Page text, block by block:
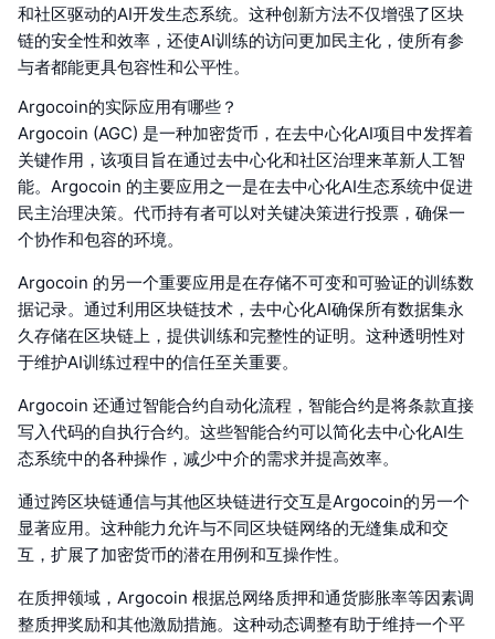
和社区驱动的AI开发生态系统。这种创新方法不仅增强了区块
链的安全性和效率，还使AI训练的访问更加民主化，使所有参
与者都能更具包容性和公平性。
Argocoin的实际应用有哪些？
Argocoin (AGC) 是一种加密货币，在去中心化AI项目中发挥着
关键作用，该项目旨在通过去中心化和社区治理来革新人工智
能。Argocoin 的主要应用之一是在去中心化AI生态系统中促进
民主治理决策。代币持有者可以对关键决策进行投票，确保一
个协作和包容的环境。
Argocoin 的另一个重要应用是在存储不可变和可验证的训练数
据记录。通过利用区块链技术，去中心化AI确保所有数据集永
久存储在区块链上，提供训练和完整性的证明。这种透明性对
于维护AI训练过程中的信任至关重要。
Argocoin 还通过智能合约自动化流程，智能合约是将条款直接
写入代码的自执行合约。这些智能合约可以简化去中心化AI生
态系统中的各种操作，减少中介的需求并提高效率。
通过跨区块链通信与其他区块链进行交互是Argocoin的另一个
显著应用。这种能力允许与不同区块链网络的无缝集成和交
互，扩展了加密货币的潜在用例和互操作性。
在质押领域，Argocoin 根据总网络质押和通货膨胀率等因素调
整质押奖励和其他激励措施。这种动态调整有助于维持一个平